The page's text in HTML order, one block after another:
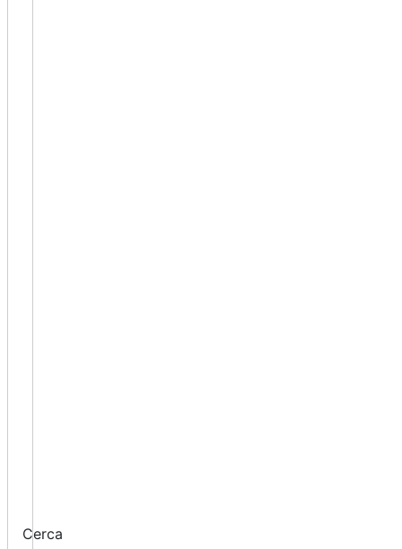
Cerca